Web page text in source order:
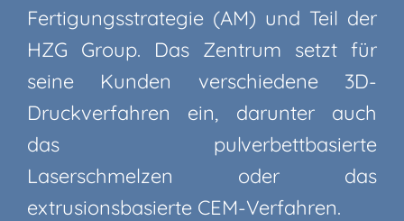
Fertigungsstrategie (AM) und Teil der
HZG Group. Das Zentrum setzt für
seine Kunden verschiedene 3D-
Druckverfahren ein, darunter auch
das pulverbettbasierte
Laserschmelzen oder das
extrusionsbasierte CEM-Verfahren.